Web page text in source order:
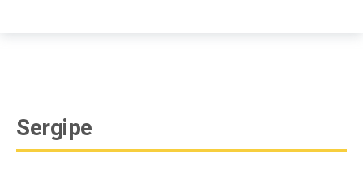
Sergipe